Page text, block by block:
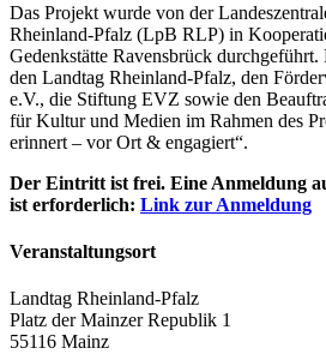
Das Projekt wurde von der
Rheinland-Pfalz (LpB RLP) in
Gedenkstätte Ravensbrück
den Landtag Rheinland-Pfalz, den
e.V., die Stiftung EVZ sowie den
für Kultur und Medien im Rahmen des
erinnert – vor Ort & engagiert“.
Der Eintritt ist frei. Eine Anmeldung
ist erforderlich: Link zur Anmeldung
Veranstaltungsort
Landtag Rheinland-Pfalz
Platz der Mainzer Republik 1
55116 Mainz